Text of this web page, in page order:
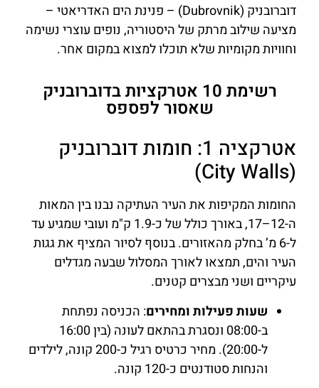
דוברובניק (Dubrovnik) – פנינת הים האדריאטי –
מציעה שילוב מרתק של היסטוריה, נופים עוצרי נשימה
וחוויות מקומיות שלא תוכלו למצוא במקום אחר.
רשימת 10 אטרקציות בדוברובניק
שאסור לפספס
אטרקציה 1: חומות דוברובניק
(City Walls)
החומות המקיפות את העיר העתיקה נבנו בין המאות
ה-12–17, באורך כולל של כ-1.9 ק"מ ועובי שמגיע עד
ל-6 מ’ בחלק מהאזורים. בנוסף לסיור המציף את גגות
העיר והים, תמצאו לאורך המסלול שבעה מגדלים
עיקריים ושני מבצרים קטנים.
שעות פעילות ומחירים: הכניסה נפתחת
ב-08:00 ונסגרת בהתאם לעונה (בין 16:00
ל-20:00). מחיר כרטיס רגיל כ-200 קונה, לילדים
והנחות סטודנטים כ-120 קונה.